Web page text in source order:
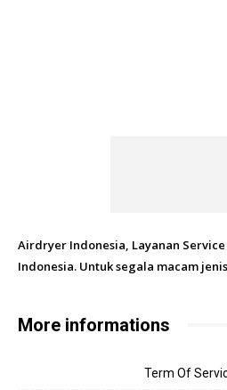
Airdryer Indonesia, Layanan
Indonesia. Untuk segala macam
More informations
Term Of